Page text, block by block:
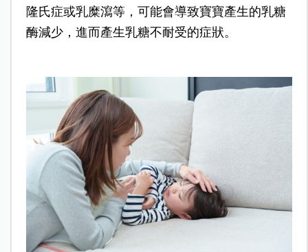
隆氏症或乳糜瀉等，可能會導致寶寶產生的乳糖
酶減少，進而產生乳糖不耐受的症狀。